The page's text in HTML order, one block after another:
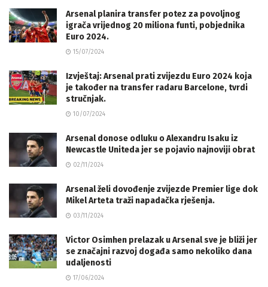
Arsenal planira transfer potez za povoljnog
igrača vrijednog 20 miliona funti, pobjednika
Euro 2024.
15/07/2024
Izvještaj: Arsenal prati zvijezdu Euro 2024 koja
je također na transfer radaru Barcelone, tvrdi
stručnjak.
10/07/2024
Arsenal donose odluku o Alexandru Isaku iz
Newcastle Uniteda jer se pojavio najnoviji obrat
02/11/2024
Arsenal želi dovođenje zvijezde Premier lige dok
Mikel Arteta traži napadačka rješenja.
03/11/2024
Victor Osimhen prelazak u Arsenal sve je bliži jer
se značajni razvoj događa samo nekoliko dana
udaljenosti
17/06/2024